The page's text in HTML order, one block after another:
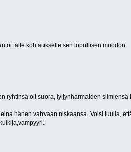
tälle kohtaukselle sen lopullisen muodon.
ryhtinsä oli suora, lyijynharmaiden silmiensä
hänen vahvaan niskaansa. Voisi luulla,